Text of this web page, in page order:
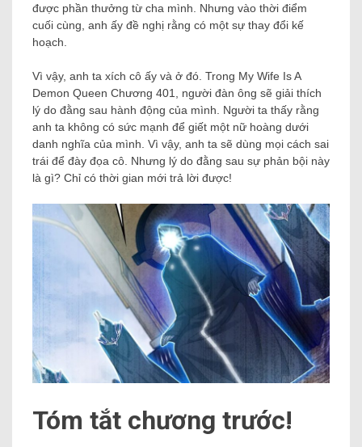
được phần thưởng từ cha mình. Nhưng vào thời điểm
cuối cùng, anh ấy đề nghị rằng có một sự thay đổi kế
hoạch.
Vì vậy, anh ta xích cô ấy và ở đó. Trong My Wife Is A
Demon Queen Chương 401, người đàn ông sẽ giải thích
lý do đằng sau hành động của mình. Người ta thấy rằng
anh ta không có sức mạnh để giết một nữ hoàng dưới
danh nghĩa của mình. Vì vậy, anh ta sẽ dùng mọi cách sai
trái để đày đọa cô. Nhưng lý do đằng sau sự phản bội này
là gì? Chỉ có thời gian mới trả lời được!
Tóm tắt chương trước!